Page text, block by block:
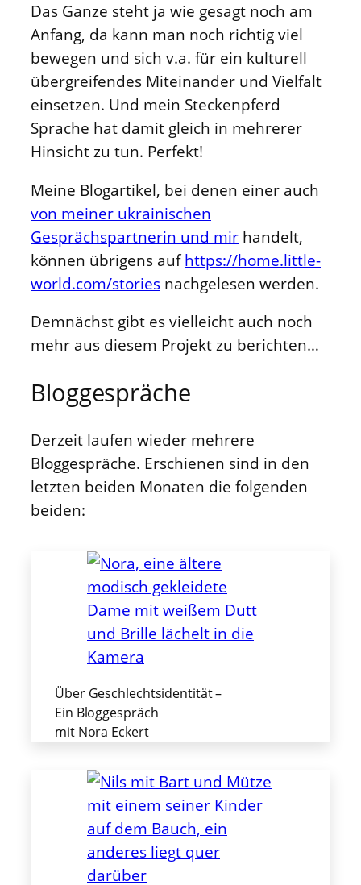
Das Ganze steht ja wie gesagt noch am
Anfang, da kann man noch richtig viel
bewegen und sich v.a. für ein kulturell
übergreifendes Miteinander und Vielfalt
einsetzen. Und mein Steckenpferd
Sprache hat damit gleich in mehrerer
Hinsicht zu tun. Perfekt!
Meine Blogartikel, bei denen einer auch
von meiner ukrainischen
Gesprächspartnerin und mir handelt,
können übrigens aufhttps://home.little-
world.com/stories nachgelesen werden.
Demnächst gibt es vielleicht auch noch
mehr aus diesem Projekt zu berichten…
Bloggespräche
Derzeit laufen wieder mehrere
Bloggespräche. Erschienen sind in den
letzten beiden Monaten die folgenden
beiden:
Über Geschlechtsidentität –
Ein Bloggespräch
mit Nora Eckert